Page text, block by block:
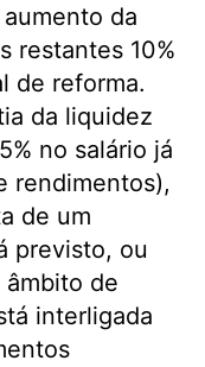
da
restantes 10%
de reforma.
da liquidez
no salário já
rendimentos),
de um
previsto, ou
de
interligada